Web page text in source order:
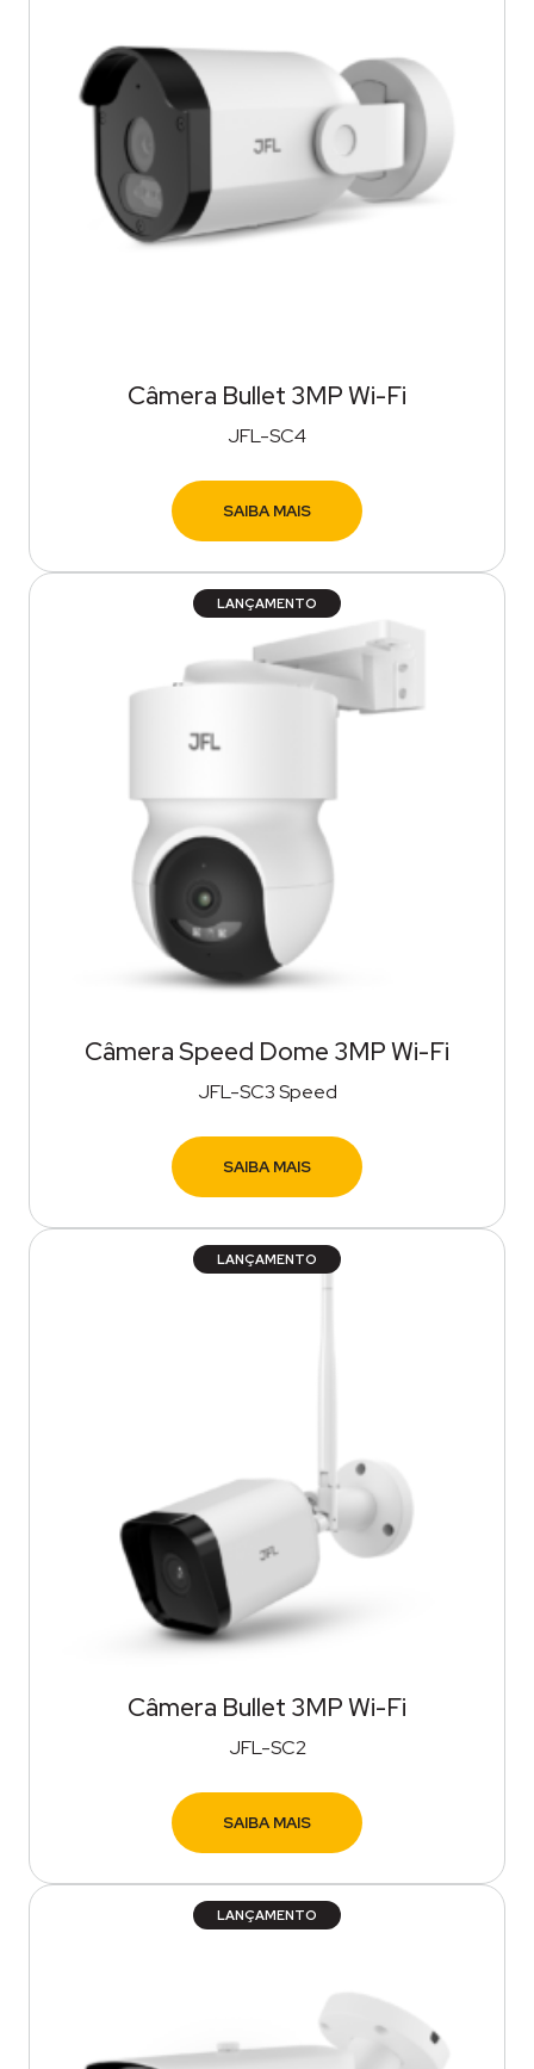
Câmera Bullet 3MP Wi-Fi
JFL-SC4
SAIBA MAIS
LANÇAMENTO
Câmera Speed Dome 3MP Wi-Fi
JFL-SC3 Speed
SAIBA MAIS
LANÇAMENTO
Câmera Bullet 3MP Wi-Fi
JFL-SC2
SAIBA MAIS
LANÇAMENTO